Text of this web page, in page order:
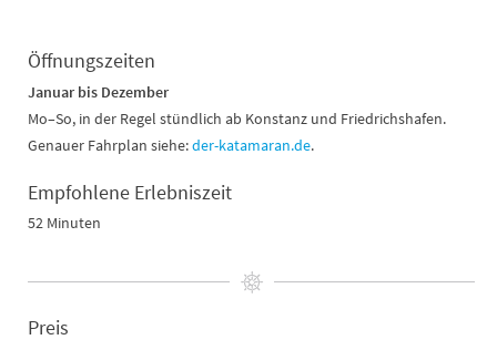
Öffnungszeiten
Januar bis Dezember
Mo–So, in der Regel stündlich ab Konstanz und Friedrichshafen.
Genauer Fahrplan siehe:der-katamaran.de.
Empfohlene Erlebniszeit
52 Minuten
Preis